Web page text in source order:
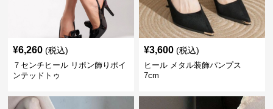
¥6,260 (税込)
７センチヒール リボン飾りポイ
ンテッドトゥ
¥3,600 (税込)
ヒール メタル装飾パンプス
7cm